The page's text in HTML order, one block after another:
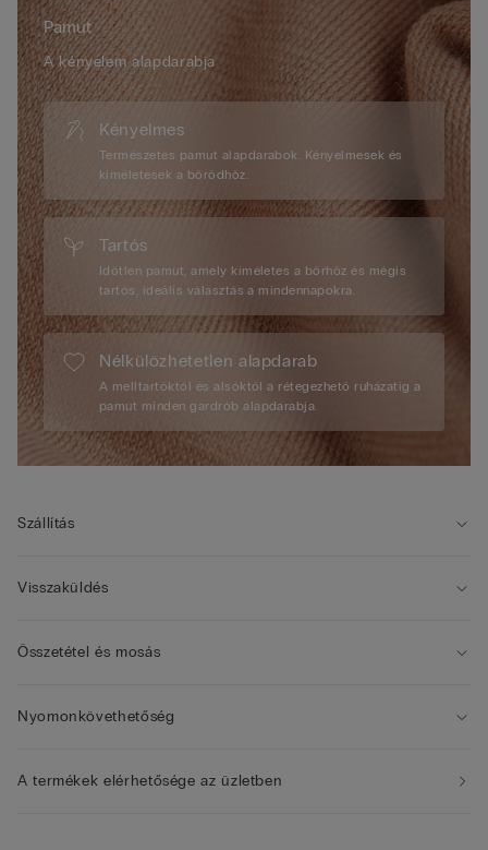
Pamut
A kényelem alapdarabja
Kényelmes
Természetes pamut alapdarabok. Kényelmesek és
kíméletesek a bőrödhöz.
Tartós
Időtlen pamut, amely kíméletes a bőrhöz és mégis
tartós, ideális választás a mindennapokra.
Nélkülözhetetlen alapdarab
A melltartóktól és alsóktól a rétegezhető ruházatig a
pamut minden gardrób alapdarabja.
Szállítás
Visszaküldés
Összetétel és mosás
Nyomonkövethetőség
A termékek elérhetősége az üzletben